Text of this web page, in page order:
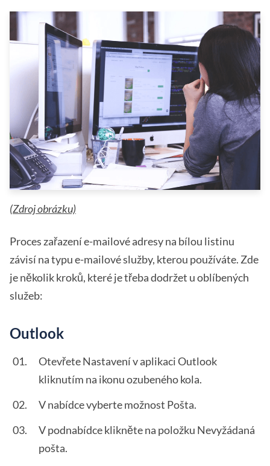
(Zdroj obrázku)
Proces zařazení e-mailové adresy na bílou listinu
závisí na typu e-mailové služby, kterou používáte. Zde
je několik kroků, které je třeba dodržet u oblíbených
služeb:
Outlook
Otevřete Nastavení v aplikaci Outlook
kliknutím na ikonu ozubeného kola.
V nabídce vyberte možnost Pošta.
V podnabídce klikněte na položku Nevyžádaná
pošta.